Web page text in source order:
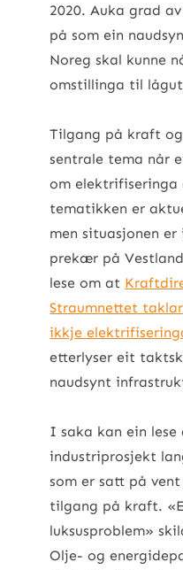
2020. Auka grad
på som ein
Noreg skal kunne
omstillinga til
Tilgang på kraft
sentrale tema når
om elektrifiseringa
tematikken er
men situasjonen
prekær på
lese om at
Straumnettet taklar
ikkje
etterlyser eit
naudsynt
I saka kan ein
industriprosjekt
som er satt på
tilgang på kraft.
luksusproblem»
Olje- og